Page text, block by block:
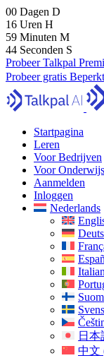
00 Dagen D
16 Uren H
59 Minuten M
42 Seconden S
Probeer Talkpal
Probeer gratis
Startpagina
Leren
Voor Bedrijven
Voor Onderwijs
Aanmelden
Inloggen
Nederlands
日本
中文